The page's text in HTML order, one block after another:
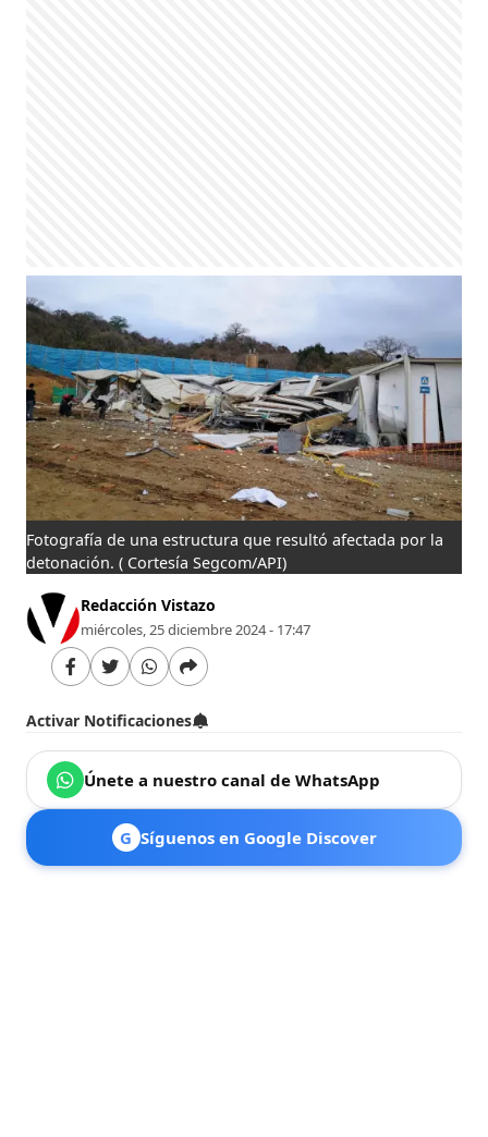
Fotografía de una estructura que resultó afectada por la
detonación. ( Cortesía Segcom/API)
Redacción Vistazo
miércoles, 25 diciembre 2024 - 17:47
Activar Notificaciones
Únete a nuestro canal de WhatsApp
G Síguenos en Google Discover